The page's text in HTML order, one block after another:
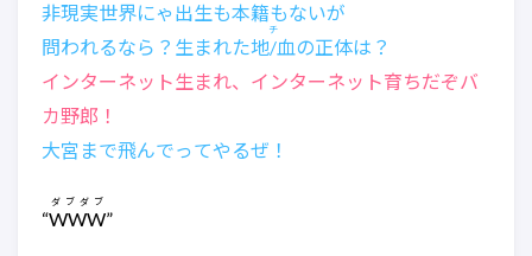
非現実世界にゃ出生も本籍もないが
問われるなら？生まれた地/血
チ
の正体は？
インターネット生まれ、インターネット育ちだぞバ
カ野郎！
大宮まで飛んでってやるぜ！
“WWW
ダブダブ
”